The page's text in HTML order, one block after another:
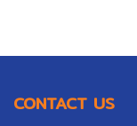
CONTACT US